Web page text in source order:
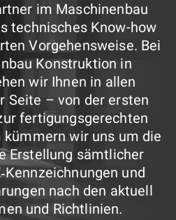
im Maschinenbau
technisches Know-how
Vorgehensweise. Bei
Konstruktion in
wir Ihnen in allen
Seite – von der ersten
fertigungsgerechten
wir uns um die
Erstellung sämtlicher
und
nach den aktuell
und Richtlinien.